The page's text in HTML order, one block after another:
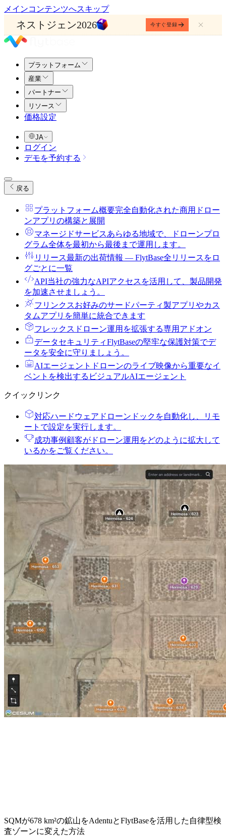
メインコンテンツへスキップ
ネストジェン2026 今すぐ登録
プラットフォーム
産業
パートナー
リソース
価格設定
JA
ログイン
デモを予約する
戻る
プラットフォーム概要完全自動化された商用ドロー
ンアプリの構築と展開
マネージドサービスあらゆる地域で、ドローンプロ
グラム全体を最初から最後まで運用します。
リリース最新の出荷情報 ― FlytBase全リリースをロ
グごとに一覧
API当社の強力なAPIアクセスを活用して、製品開発
を加速させましょう。
フリンクスお好みのサードパーティ製アプリやカス
タムアプリを簡単に統合できます
フレックス ドローン運用を拡張する専用アドオン
データセキュリティFlytBaseの堅牢な保護対策でデ
ータを安全に守りましょう。
AIエージェント ドローンのライブ映像から重要なイ
ベントを検出するビジュアルAIエージェント
クイックリンク
対応ハードウェア ドローンドックを自動化し、リモ
ートで設定を実行します。
成功事例 顧客がドローン運用をどのように拡大して
いるかをご覧ください。
SQMが678 km²の鉱山をAdentuとFlytBaseを活用した自律型検
査ゾーンに変えた方法